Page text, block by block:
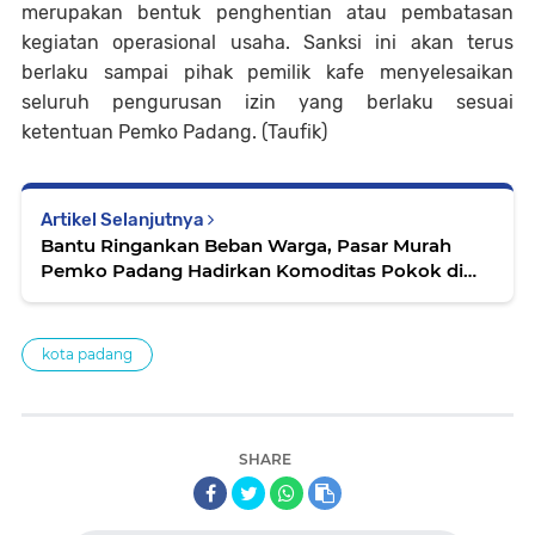
merupakan bentuk penghentian atau pembatasan
kegiatan operasional usaha. Sanksi ini akan terus
berlaku sampai pihak pemilik kafe menyelesaikan
seluruh pengurusan izin yang berlaku sesuai
ketentuan Pemko Padang. (Taufik)
Artikel Selanjutnya
Bantu Ringankan Beban Warga, Pasar Murah
Pemko Padang Hadirkan Komoditas Pokok di
kota padang
SHARE